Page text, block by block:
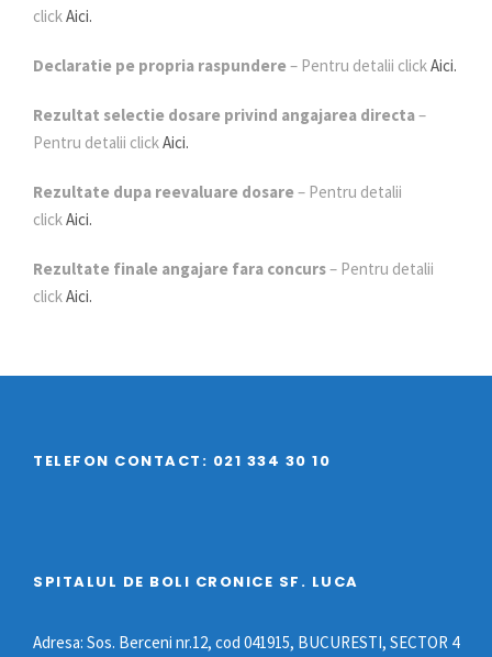
clickAici.
Declaratie pe propria raspundere – Pentru detalii clickAici.
Rezultat selectie dosare privind angajarea directa–
Pentru detalii clickAici.
Rezultate dupa reevaluare dosare – Pentru detalii
clickAici.
Rezultate finale angajare fara concurs– Pentru detalii
clickAici.
TELEFON CONTACT: 021 334 30 10
SPITALUL DE BOLI CRONICE SF. LUCA
Adresa: Sos. Berceni nr.12, cod 041915, BUCURESTI, SECTOR 4